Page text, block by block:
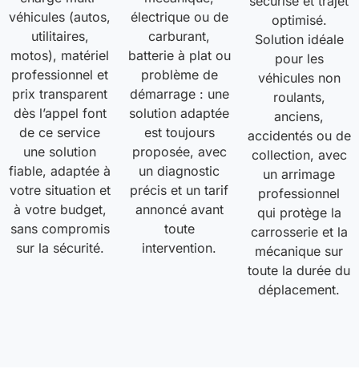
véhicules (autos,
utilitaires,
motos), matériel
professionnel et
prix transparent
dès l’appel font
de ce service
une solution
fiable, adaptée à
votre situation et
à votre budget,
sans compromis
sur la sécurité.
électrique ou de
carburant,
batterie à plat ou
problème de
démarrage : une
solution adaptée
est toujours
proposée, avec
un diagnostic
précis et un tarif
annoncé avant
toute
intervention.
optimisé.
Solution idéale
pour les
véhicules non
roulants,
anciens,
accidentés ou de
collection, avec
un arrimage
professionnel
qui protège la
carrosserie et la
mécanique sur
toute la durée du
déplacement.